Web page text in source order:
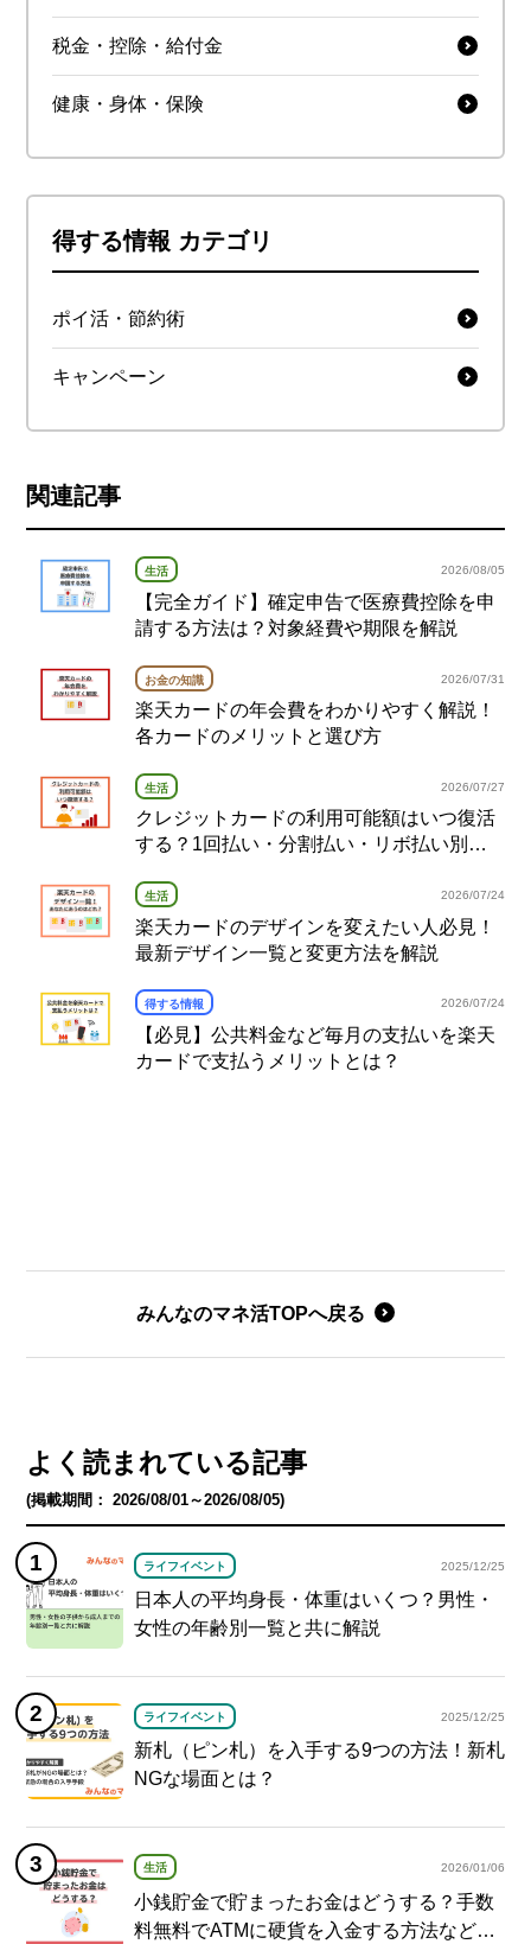
税金・控除・給付金
健康・身体・保険
得する情報 カテゴリ
ポイ活・節約術
キャンペーン
関連記事
生活 2026/08/05
【完全ガイド】確定申告で医療費控除を申
請する方法は？対象経費や期限を解説
お金の知識 2026/07/31
楽天カードの年会費をわかりやすく解説！
各カードのメリットと選び方
生活 2026/07/27
クレジットカードの利用可能額はいつ復活
する？1回払い・分割払い・リボ払い別の
生活 2026/07/24
楽天カードのデザインを変えたい人必見！
最新デザイン一覧と変更方法を解説
得する情報 2026/07/24
【必見】公共料金など毎月の支払いを楽天
カードで支払うメリットとは？
みんなのマネ活TOPへ戻る
よく読まれている記事
(掲載期間： 2026/08/01～2026/08/05)
ライフイベント 2025/12/25
日本人の平均身長・体重はいくつ？男性・
女性の年齢別一覧と共に解説
ライフイベント 2025/12/25
新札（ピン札）を入手する9つの方法！新札
NGな場面とは？
生活 2026/01/06
小銭貯金で貯まったお金はどうする？手数
料無料でATMに硬貨を入金する方法など紹